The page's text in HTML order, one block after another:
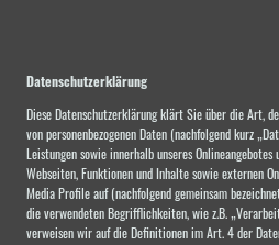
Datenschutzerklärung
Diese Datenschutzerklärung klärt Sie über die Art,
von personenbezogenen Daten (nachfolgend kurz
Leistungen sowie innerhalb unseres
Webseiten, Funktionen und Inhalte sowie externen
Media Profile auf (nachfolgend gemeinsam
die verwendeten Begrifflichkeiten, wie z.B.
verweisen wir auf die Definitionen im Art. 4 der